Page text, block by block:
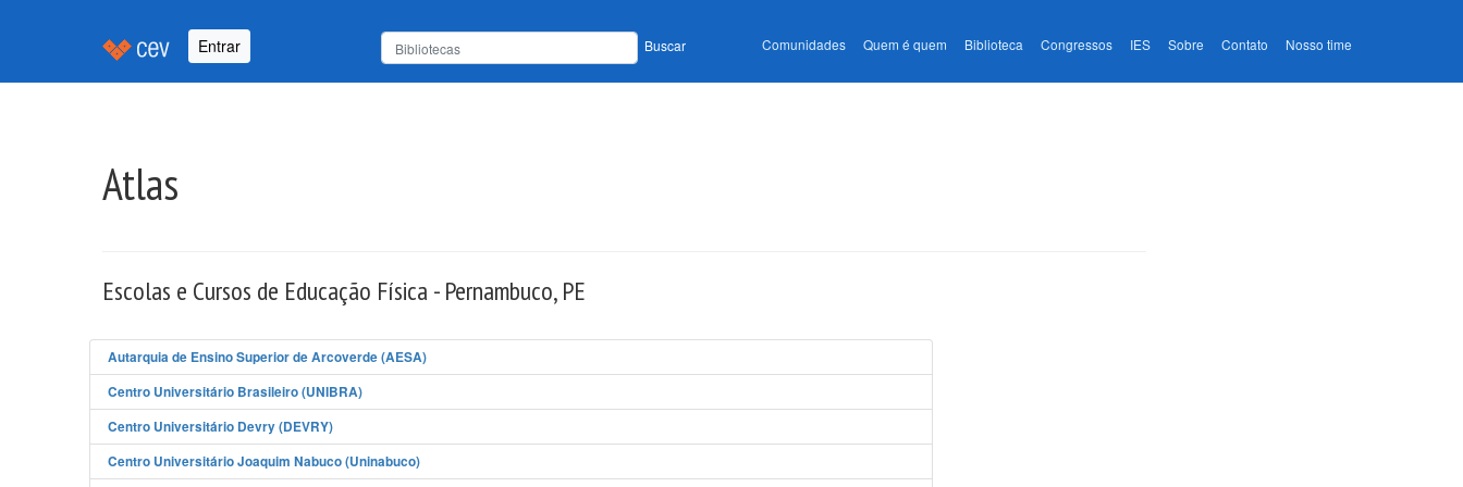
Entrar Buscar Comunidades Quem é quem Biblioteca Congressos IES Sobre Contato Nosso time
Atlas
Escolas e Cursos de Educação Física - Pernambuco, PE
Autarquia de Ensino Superior de Arcoverde (AESA)
Centro Universitário Brasileiro (UNIBRA)
Centro Universitário Devry (DEVRY)
Centro Universitário Joaquim Nabuco (Uninabuco)